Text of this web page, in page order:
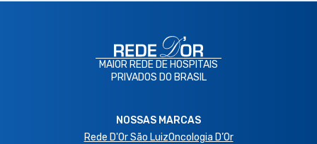
MAIOR REDE DE HOSPITAIS
PRIVADOS DO BRASIL
NOSSAS MARCAS
Rede D'Or São LuizOncologia D’Or